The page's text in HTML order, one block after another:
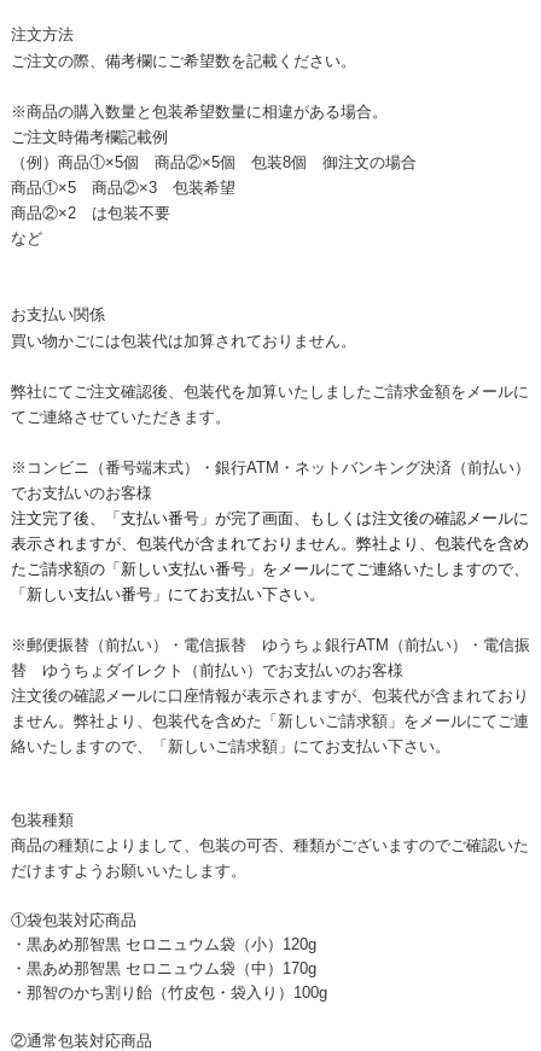
注文方法
ご注文の際、備考欄にご希望数を記載ください。
※商品の購入数量と包装希望数量に相違がある場合。
ご注文時備考欄記載例
（例）商品①×5個 商品②×5個 包装8個 御注文の場合
商品①×5 商品②×3 包装希望
商品②×2 は包装不要
など
お支払い関係
買い物かごには包装代は加算されておりません。
弊社にてご注文確認後、包装代を加算いたしましたご請求金額をメールに
てご連絡させていただきます。
※コンビニ（番号端末式）・銀行ATM・ネットバンキング決済（前払い）
でお支払いのお客様
注文完了後、「支払い番号」が完了画面、
もしくは注文後の確認メールに
表示されますが、包装代が含まれておりません。弊社より、包装代を含め
たご請求額の「新しい支払い番号」 をメールにてご連絡いたしますので、
「新しい支払い番号」 にてお支払い下さい。
※郵便振替（前払い）・電信振替 ゆうちょ銀行ATM（前払い）・電信振
替 ゆうちょダイレクト（前払い）でお支払いのお客様
注文後の確認メールに口座情報が表示されますが、包装代が含まれており
ません。弊社より、包装代を含めた「新しいご請求額」をメールにてご連
絡いたしますので、「新しいご請求額」にてお支払い下さい。
包装種類
商品の種類によりまして、包装の可否、種類がございますのでご確認いた
だけますようお願いいたします。
①袋包装対応商品
・黒あめ那智黒 セロニュウム袋（小）120g
・黒あめ那智黒 セロニュウム袋（中）170g
・那智のかち割り飴（竹皮包・袋入り）100g
②通常包装対応商品